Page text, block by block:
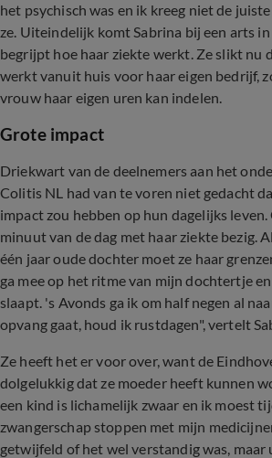
het psychisch was en ik kreeg niet de
ze. Uiteindelijk komt Sabrina bij een arts
begrijpt hoe haar ziekte werkt. Ze slikt nu
werkt vanuit huis voor haar eigen bedrijf,
vrouw haar eigen uren kan indelen.
Grote impact
Driekwart van de deelnemers aan het
Colitis NL had van te voren niet gedacht
impact zou hebben op hun dagelijks
minuut van de dag met haar ziekte bezig.
één jaar oude dochter moet ze haar
ga mee op het ritme van mijn dochtertje
slaapt. 's Avonds ga ik om half negen al
opvang gaat, houd ik rustdagen", vertelt
Ze heeft het er voor over, want de
dolgelukkig dat ze moeder heeft kunnen
een kind is lichamelijk zwaar en ik moest
zwangerschap stoppen met mijn
getwijfeld of het wel verstandig was,